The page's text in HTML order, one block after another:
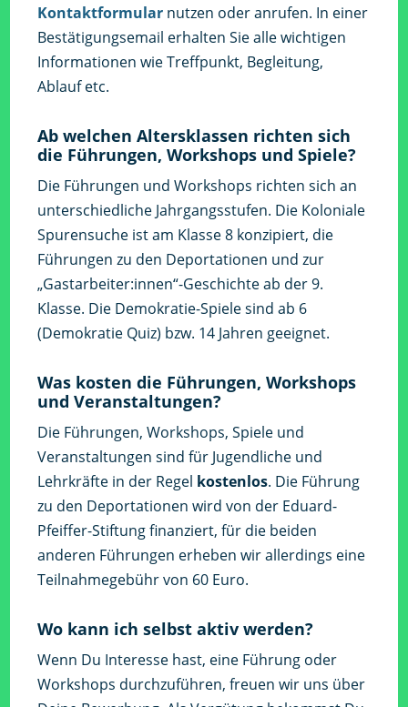
Kontaktformular nutzen oder anrufen. In einer
Bestätigungsemail erhalten Sie alle wichtigen
Informationen wie Treffpunkt, Begleitung,
Ablauf etc.
Ab welchen Altersklassen richten sich
die Führungen, Workshops und Spiele?
Die Führungen und Workshops richten sich an
unterschiedliche Jahrgangsstufen. Die Koloniale
Spurensuche ist am Klasse 8 konzipiert, die
Führungen zu den Deportationen und zur
„Gastarbeiter:innen“-Geschichte ab der 9.
Klasse. Die Demokratie-Spiele sind ab 6
(Demokratie Quiz) bzw. 14 Jahren geeignet.
Was kosten die Führungen, Workshops
und Veranstaltungen?
Die Führungen, Workshops, Spiele und
Veranstaltungen sind für Jugendliche und
Lehrkräfte in der Regel kostenlos. Die Führung
zu den Deportationen wird von der Eduard-
Pfeiffer-Stiftung finanziert, für die beiden
anderen Führungen erheben wir allerdings eine
Teilnahmegebühr von 60 Euro.
Wo kann ich selbst aktiv werden?
Wenn Du Interesse hast, eine Führung oder
Workshops durchzuführen, freuen wir uns über